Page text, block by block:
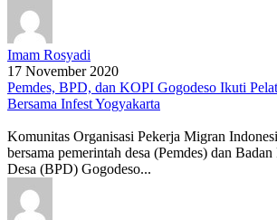
Imam Rosyadi
17 November 2020
Pemdes, BPD, dan KOPI Gogodeso Ikuti
Bersama Infest Yogyakarta
Komunitas Organisasi Pekerja Migran
bersama pemerintah desa (Pemdes) dan
Desa (BPD) Gogodeso...